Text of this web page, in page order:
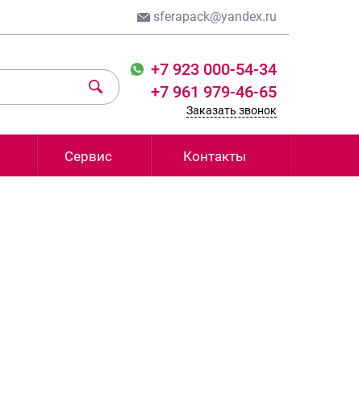
sferapack@yandex.ru
+7 923 000-54-34
+7 961 979-46-65
Заказать звонок
Сервис Контакты